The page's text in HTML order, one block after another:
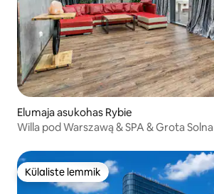
Elumaja asukohas Rybie
Willa pod Warszawą & SPA & Grota Solna
Külaliste lemmik
Külaliste lemmik